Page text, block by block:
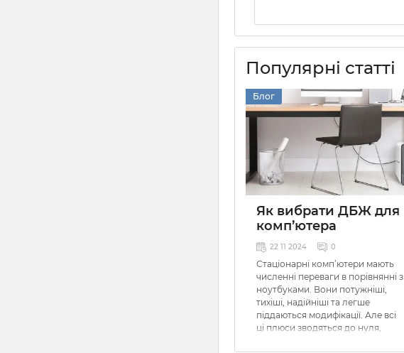
Популярні статті
Блог
Як вибрати ДБЖ для
комп’ютера
22 11 2024 0
Стаціонарні комп’ютери мають
численні переваги в порівнянні з
ноутбуками. Вони потужніші,
тихіші, надійніші та легше
піддаються модифікації. Але всі
ці плюси зводяться до нуля,